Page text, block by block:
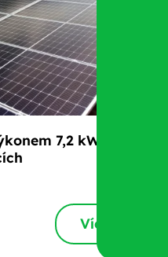
7,2 kWp
Více